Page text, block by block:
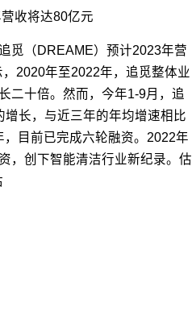
收将达80亿元
觅（DREAME）预计2023年营
2020年至2022年，追觅整体业
二十倍。然而，今年1-9月，追
长，与近三年的年均增速相比
目前已完成六轮融资。2022年
，创下智能清洁行业新纪录。估